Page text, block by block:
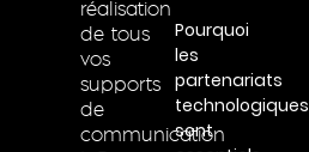
réalisation
de tous
vos
supports
de
communication
Pourquoi
les
partenariats
technologiques
sont